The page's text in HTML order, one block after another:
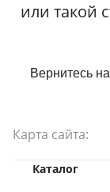
или такой
Вернитесь на
Карта сайта:
Каталог